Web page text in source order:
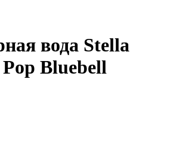
вода Stella
Bluebell